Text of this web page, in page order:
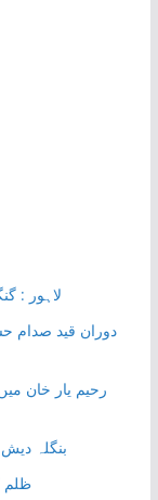
لاہور :
دوران قید صدام
رحیم یار خان
بنگلہ دیش
ظلم